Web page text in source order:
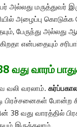
அல்லது மருத்துவர்
அழைப்பு
பேருந்து அல்லது
என்பதையும்
வது வாரம்
வலி வரலாம். கர்ப்பகால
பிரச்சனைகள் போன்ற
38 வது வாரத்தில்